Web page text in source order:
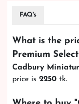
FAQ's
What is the
Premium
Cadbury
price is 2250 tk.